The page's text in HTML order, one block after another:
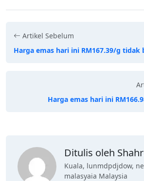
Artikel Sebelum
Harga emas hari ini RM167.39/g tidak
Harga emas hari ini
Ditulis oleh
Kuala, lunmdpdjdow,
malasyaia Malaysia